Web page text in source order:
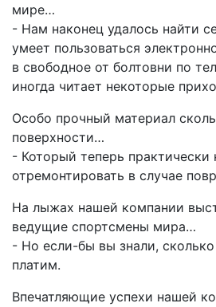
мире…
- Нам наконец удалось найти
умеет пользоваться
в свободное от болтовни по
иногда читает некоторые
Особо прочный материал
поверхности…
- Который теперь
отремонтировать в случае
На лыжах нашей компании
ведущие спортсмены мира…
- Но если-бы вы знали,
платим.
Впечатляющие успехи нашей